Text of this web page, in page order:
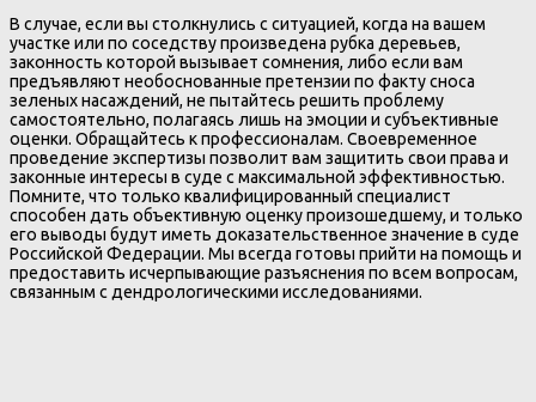
В случае, если вы столкнулись с ситуацией, когда на вашем
участке или по соседству произведена рубка деревьев,
законность которой вызывает сомнения, либо если вам
предъявляют необоснованные претензии по факту сноса
зеленых насаждений, не пытайтесь решить проблему
самостоятельно, полагаясь лишь на эмоции и субъективные
оценки. Обращайтесь к профессионалам. Своевременное
проведение экспертизы позволит вам защитить свои права и
законные интересы в суде с максимальной эффективностью.
Помните, что только квалифицированный специалист
способен дать объективную оценку произошедшему, и только
его выводы будут иметь доказательственное значение в суде
Российской Федерации. Мы всегда готовы прийти на помощь и
предоставить исчерпывающие разъяснения по всем вопросам,
связанным с дендрологическими исследованиями.